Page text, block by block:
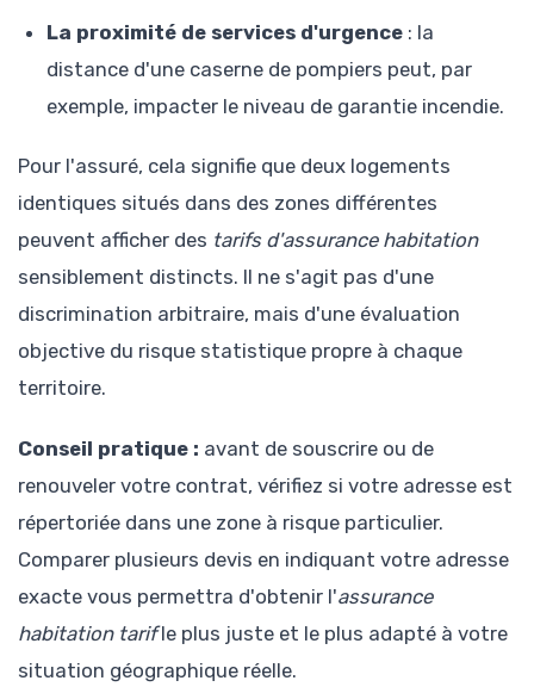
La proximité de services d'urgence : la
distance d'une caserne de pompiers peut, par
exemple, impacter le niveau de garantie incendie.
Pour l'assuré, cela signifie que deux logements
identiques situés dans des zones différentes
peuvent afficher des tarifs d'assurance habitation
sensiblement distincts. Il ne s'agit pas d'une
discrimination arbitraire, mais d'une évaluation
objective du risque statistique propre à chaque
territoire.
Conseil pratique : avant de souscrire ou de
renouveler votre contrat, vérifiez si votre adresse est
répertoriée dans une zone à risque particulier.
Comparer plusieurs devis en indiquant votre adresse
exacte vous permettra d'obtenir l'assurance
habitation tarifle plus juste et le plus adapté à votre
situation géographique réelle.